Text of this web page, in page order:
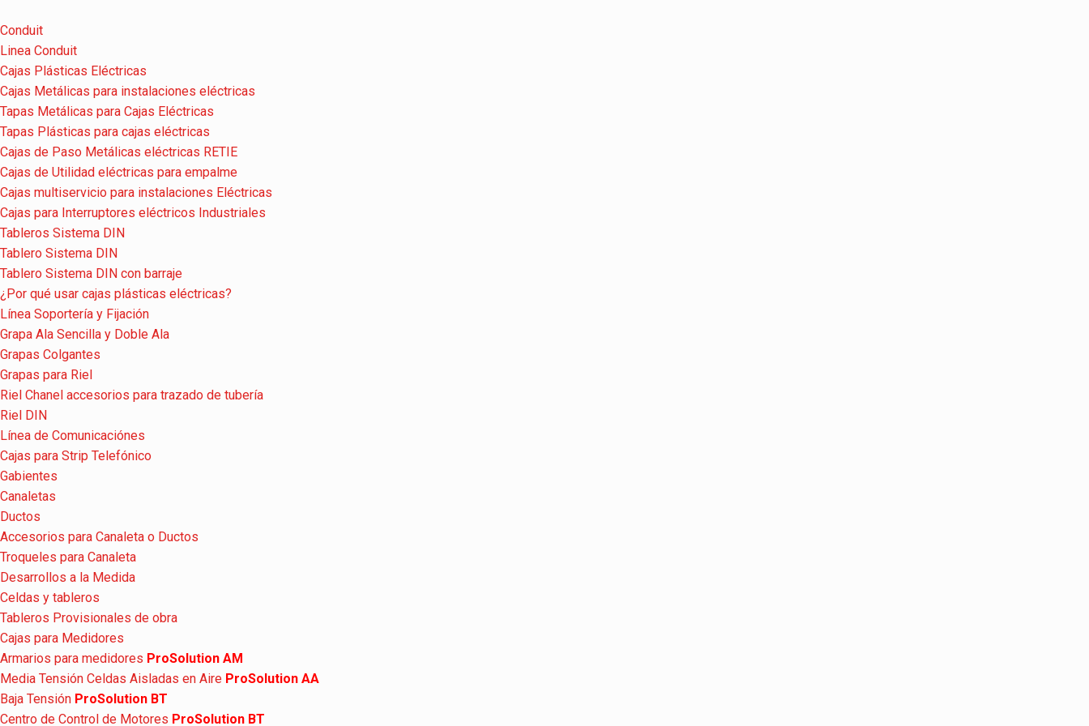
Conduit
Linea Conduit
Cajas Plásticas Eléctricas
Cajas Metálicas para instalaciones eléctricas
Tapas Metálicas para Cajas Eléctricas
Tapas Plásticas para cajas eléctricas
Cajas de Paso Metálicas eléctricas RETIE
Cajas de Utilidad eléctricas para empalme
Cajas multiservicio para instalaciones Eléctricas
Cajas para Interruptores eléctricos Industriales
Tableros Sistema DIN
Tablero Sistema DIN
Tablero Sistema DIN con barraje
¿Por qué usar cajas plásticas eléctricas?
Línea Soportería y Fijación
Grapa Ala Sencilla y Doble Ala
Grapas Colgantes
Grapas para Riel
Riel Chanel accesorios para trazado de tubería
Riel DIN
Línea de Comunicaciónes
Cajas para Strip Telefónico
Gabientes
Canaletas
Ductos
Accesorios para Canaleta o Ductos
Troqueles para Canaleta
Desarrollos a la Medida
Celdas y tableros
Tableros Provisionales de obra
Cajas para Medidores
Armarios para medidores ProSolution AM
Media Tensión Celdas Aisladas en Aire ProSolution AA
Baja Tensión ProSolution BT
Centro de Control de Motores ProSolution BT